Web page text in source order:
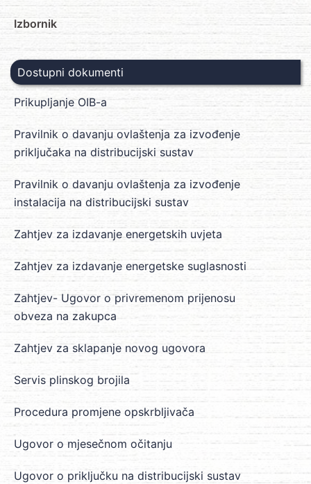
Izbornik
Dostupni dokumenti
Prikupljanje OIB-a
Pravilnik o davanju ovlaštenja za izvođenje
priključaka na distribucijski sustav
Pravilnik o davanju ovlaštenja za izvođenje
instalacija na distribucijski sustav
Zahtjev za izdavanje energetskih uvjeta
Zahtjev za izdavanje energetske suglasnosti
Zahtjev- Ugovor o privremenom prijenosu
obveza na zakupca
Zahtjev za sklapanje novog ugovora
Servis plinskog brojila
Procedura promjene opskrbljivača
Ugovor o mjesečnom očitanju
Ugovor o priključku na distribucijski sustav